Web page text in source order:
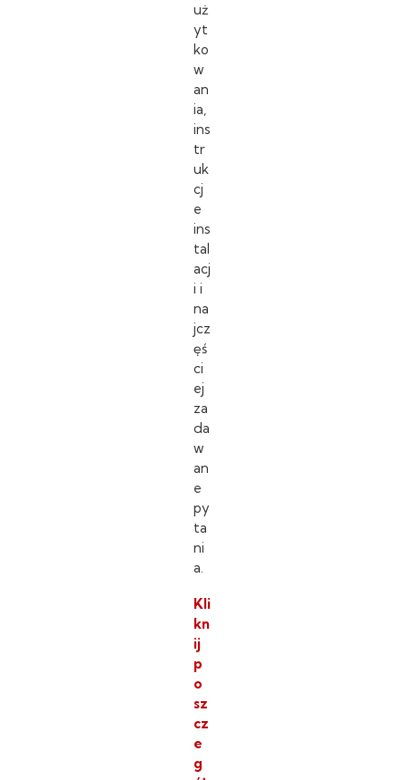
uż
yt
ko
w
an
ia,
ins
tr
uk
cj
e
ins
tal
acj
i i
na
jcz
ęś
ci
ej
za
da
w
an
e
py
ta
ni
a.
Kli
kn
ij
p
o
sz
cz
e
g